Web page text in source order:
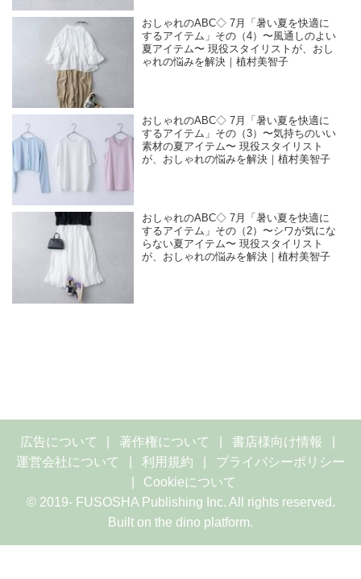
おしゃれのABC◇ 7月「暑い夏を快適に
するアイテム」その（4）〜風通しのよい
夏アイテム〜 現役スタイリストが、おし
ゃれの悩みを解決｜植村美智子
おしゃれのABC◇ 7月「暑い夏を快適に
するアイテム」その（3）〜気持ちのいい
素材の夏アイテム〜 現役スタイリスト
が、おしゃれの悩みを解決｜植村美智子
おしゃれのABC◇ 7月「暑い夏を快適に
するアイテム」その（2）〜シワが気にな
らない夏アイテム〜 現役スタイリスト
が、おしゃれの悩みを解決｜植村美智子
広告について 著作権について
書店様向け情報
運営会社について
利用規約
プライバシーポリシー
Cookieについて
© 2019- FUSOSHA Publishing Inc. All rights reserved.
Built on the dino platform.